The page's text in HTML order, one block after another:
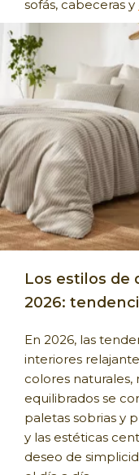
sofás, cabeceras y
Los estilos de
2026:
En 2026, las
interiores
colores naturales,
equilibrados se
paletas sobrias y
y las estéticas
deseo de